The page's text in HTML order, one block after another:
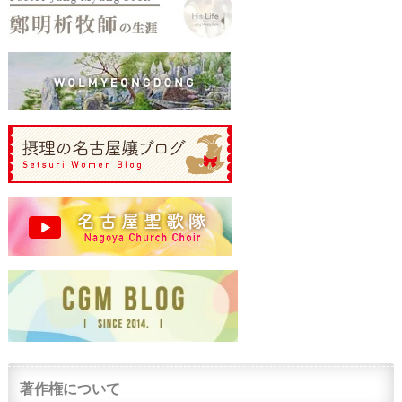
著作権について